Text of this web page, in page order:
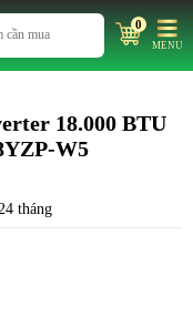
0
MENU
18.000 BTU
W5
tháng